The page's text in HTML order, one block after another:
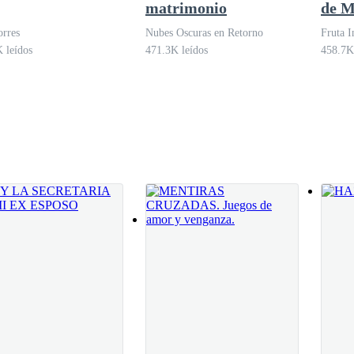
»
leídos
matrimonio
Nubes Oscuras en Retorno
471.3K leídos
de
Fruta